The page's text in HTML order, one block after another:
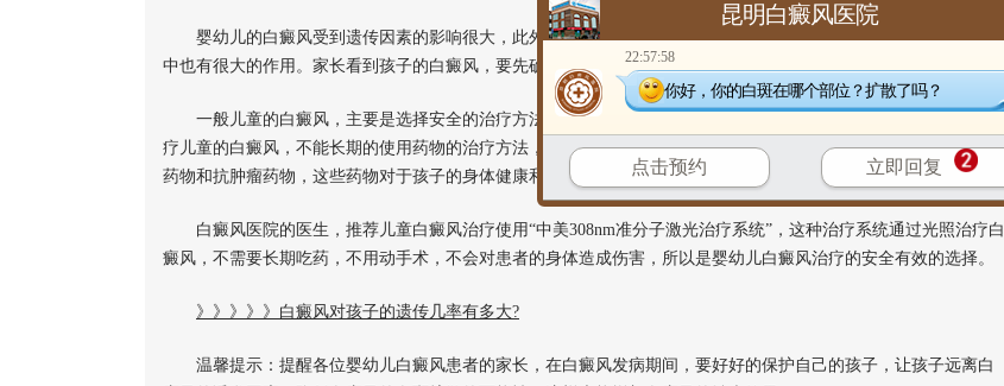
婴幼儿的白癜风受到遗传因素的影响很大，此外，饮食、环境、外伤和化学刺激等等这些在白癜风的发病过程
中也有很大的作用。家长看到孩子的白癜风，要先确定病情，再选择合适的方法治疗。
一般儿童的白癜风，主要是选择安全的治疗方法，不能因为治疗白癜风给孩子的身体带来更大的伤害，所以治
疗儿童的白癜风，不能长期的使用药物的治疗方法，因为现在治疗白癜风的药物多是激素类的药物、抑制生长类的
药物和抗肿瘤药物，这些药物对于孩子的身体健康和正常的发育都有很大的影响，所以不适合长期的使用。
白癜风医院的医生，推荐儿童白癜风治疗使用“中美308nm准分子激光治疗系统”，这种治疗系统通过光照治疗白
癜风，不需要长期吃药，不用动手术，不会对患者的身体造成伤害，所以是婴幼儿白癜风治疗的安全有效的选择。
》》》》》白癜风对孩子的遗传几率有多大?
温馨提示：提醒各位婴幼儿白癜风患者的家长，在白癜风发病期间，要好好的保护自己的孩子，让孩子远离白
昆明白癜风医院
22:57:58
你好，你的白斑在哪个部位？扩散了吗？
点击预约 立即回复